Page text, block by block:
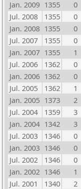
Jan. 2009 1355 0
Jul. 2008
1355 0
Jan. 2008 1355 0
Jul. 2007
1355 0
Jan. 2007 1355 1
Jul. 2006
1362 0
Jan. 2006 1362 0
Jul. 2005
1362 1
Jan. 2005 1373 2
Jul. 2004
1359 3
Jan. 2004 1342 3
Jul. 2003
1346 0
Jan. 2003 1346 0
Jul. 2002
1346 0
Jan. 2002 1346 1
Jul. 2001
1340 2